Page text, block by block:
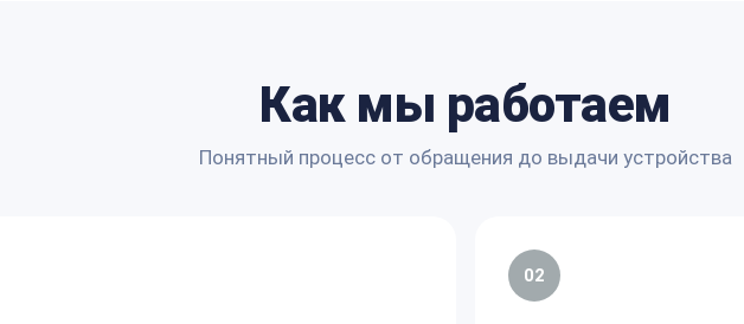
Как мы работаем
Понятный процесс от обращения до выдачи устройства
02